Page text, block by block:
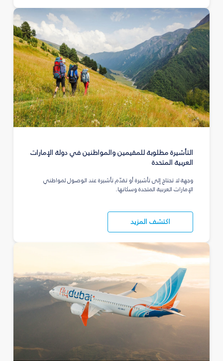
التأشيرة مطلوبة للمقيمين والمواطنين في دولة الإمارات
العربية المتحدة
وجهة لا تحتاج إلى تأشيرة أو تقدّم تأشيرة عند الوصول لمواطني
الإمارات العربية المتحدة وسكانها.
اكتشف المزيد